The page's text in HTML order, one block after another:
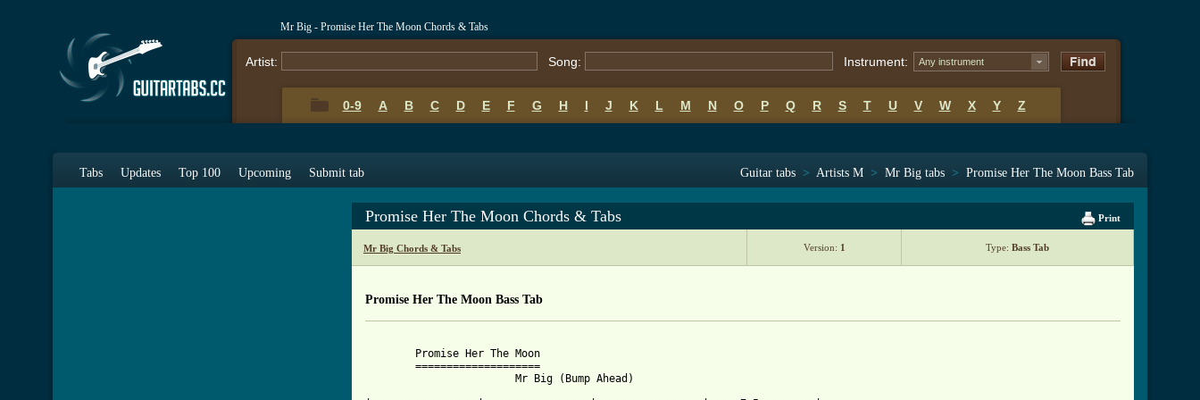
Mr Big - Promise Her The Moon Chords & Tabs
Artist: Song: Instrument: Any instrument
0-9 A B C D E F G H I J K L M N O P Q R S T U V W X Y Z
Tabs Updates Top 100 Upcoming Submit tab Guitar tabs > Artists M > Mr Big tabs > Promise Her The Moon Bass Tab
Print
Promise Her The Moon Chords & Tabs
Mr Big Chords & Tabs Version: 1 Type: Bass Tab
Promise Her The Moon Bass Tab
        Promise Her The Moon
        ====================
                        Mr Big (Bump Ahead)